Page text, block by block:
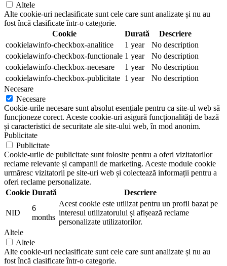
Altele
Alte cookie-uri neclasificate sunt cele care sunt analizate și nu au
fost încă clasificate într-o categorie.
Cookie
Durată
Descriere
cookielawinfo-checkbox-analitice
1 year
No description
cookielawinfo-checkbox-functionale 1 year
No description
cookielawinfo-checkbox-necesare
1 year
No description
cookielawinfo-checkbox-publicitate 1 year
No description
Necesare
Necesare
Cookie-urile necesare sunt absolut esențiale pentru ca site-ul web să
funcționeze corect. Aceste cookie-uri asigură funcționalități de bază
și caracteristici de securitate ale site-ului web, în mod anonim.
Publicitate
Publicitate
Cookie-urile de publicitate sunt folosite pentru a oferi vizitatorilor
reclame relevante și campanii de marketing. Aceste module cookie
urmăresc vizitatorii pe site-uri web și colectează informații pentru a
oferi reclame personalizate.
Cookie Durată Descriere
NID
6
months
Acest cookie este utilizat pentru un profil bazat pe
interesul utilizatorului și afișează reclame
personalizate utilizatorilor.
Altele
Altele
Alte cookie-uri neclasificate sunt cele care sunt analizate și nu au
fost încă clasificate într-o categorie.